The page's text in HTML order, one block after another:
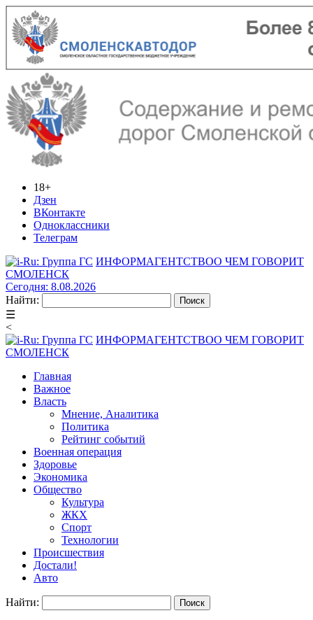
18+
Дзен
ВКонтакте
Одноклассники
Телеграм
ИНФОРМАГЕНТСТВОО ЧЕМ ГОВОРИТ
СМОЛЕНСК
Сегодня: 8.08.2026
Найти:
☰
<
ИНФОРМАГЕНТСТВОО ЧЕМ ГОВОРИТ
СМОЛЕНСК
Главная
Важное
Власть
Мнение, Аналитика
Политика
Рейтинг событий
Военная операция
Здоровье
Экономика
Общество
Культура
ЖКХ
Спорт
Технологии
Происшествия
Достали!
Авто
Найти: